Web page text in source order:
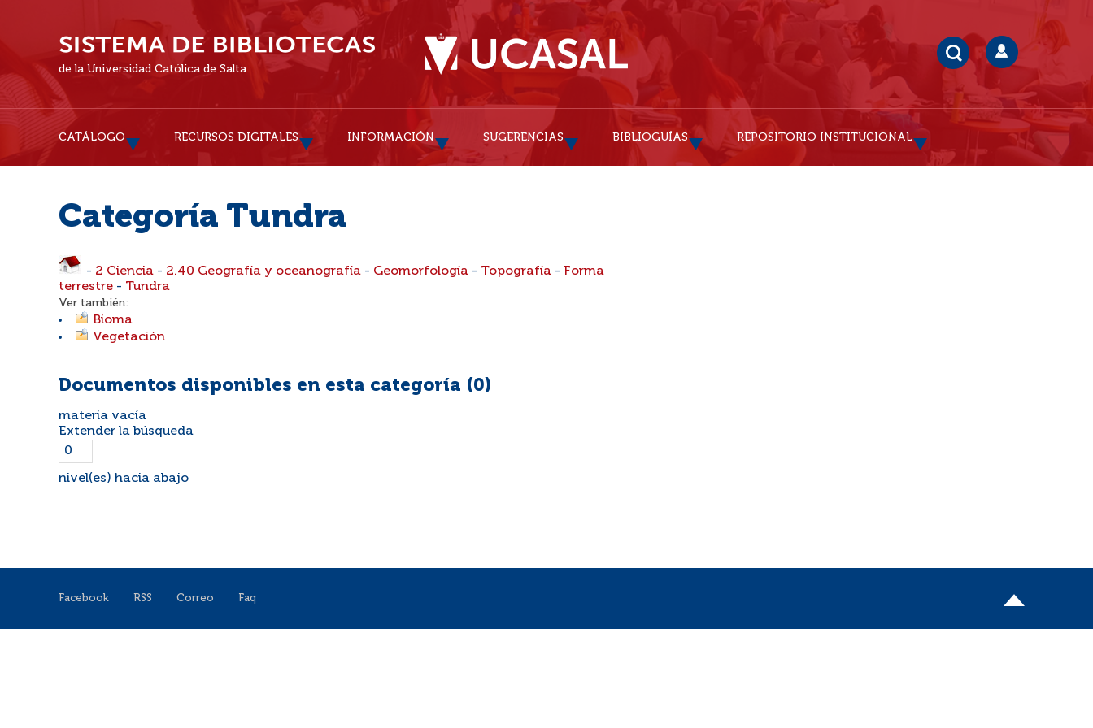
de la Universidad Católica de Salta
CATÁLOGO RECURSOS DIGITALES INFORMACIÓN SUGERENCIAS BIBLIOGUÍAS REPOSITORIO INSTITUCIONAL
Categoría Tundra
- 2 Ciencia - 2.40 Geografía y oceanografía - Geomorfología - Topografía - Forma
terrestre - Tundra
Ver también:
Bioma
Vegetación
Documentos disponibles en esta categoría (0)
materia vacía
Extender la búsqueda
nivel(es) hacia abajo
Facebook RSS Correo Faq